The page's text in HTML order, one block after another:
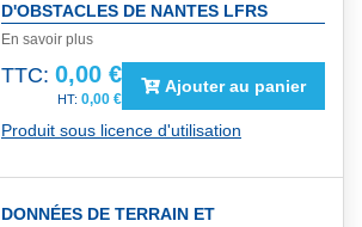
D'OBSTACLES DE NANTES LFRS
En savoir plus
TTC: 0,00 €
0,00 €
Ajouter au panier
Produit sous licence d'utilisation
DONNÉES DE TERRAIN ET